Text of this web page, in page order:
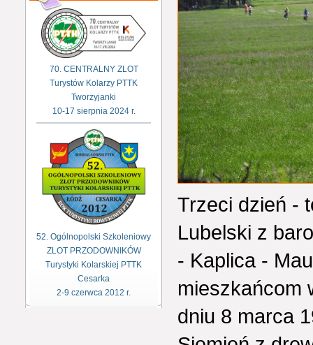
70. CENTRALNY ZLOT
Turystów Kolarzy PTTK
Tworzyjanki
10-17 sierpnia 2024 r.
52. Ogólnopolski Szkoleniowy
ZLOT PRZODOWNIKÓW
Turystyki Kolarskiej PTTK
Cesarka
2-9 czerwca 2012 r.
Trzeci dzień -
Lubelski z
- Kaplica -
mieszkańcom
dniu 8 marca